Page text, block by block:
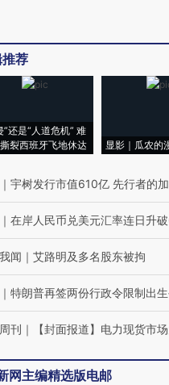
荐
”还是“人道危机” 难
裂西班牙飞地休达
显影｜瓜农的
｜ 宇树发行市值610亿 先行者的
｜ 在岸人民币兑美元汇率连日升
闻 ｜ 艾路明及多名股东被拘
｜ 特朗普再签两份行政令限制出
刊 ｜ 【封面报道】电力现货市
网主编精选版电邮